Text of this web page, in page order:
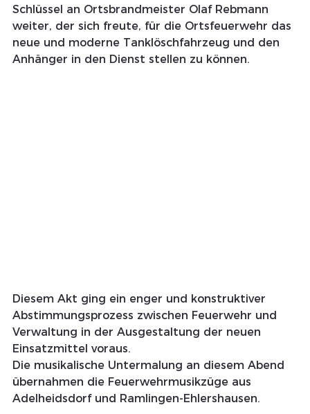
Schlüssel an Ortsbrandmeister Olaf Rebmann
weiter, der sich freute, für die Ortsfeuerwehr das
neue und moderne Tanklöschfahrzeug und den
Anhänger in den Dienst stellen zu können.
Diesem Akt ging ein enger und konstruktiver
Abstimmungsprozess zwischen Feuerwehr und
Verwaltung in der Ausgestaltung der neuen
Einsatzmittel voraus.
Die musikalische Untermalung an diesem Abend
übernahmen die Feuerwehrmusikzüge aus
Adelheidsdorf und Ramlingen-Ehlershausen.